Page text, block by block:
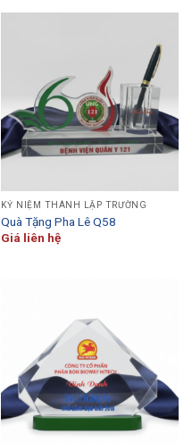
KỶ NIỆM THÀNH LẬP TRƯỜNG
Quà Tặng Pha Lê Q58
Giá liên hệ